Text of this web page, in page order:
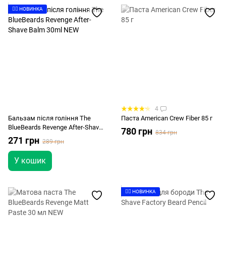
👉🏻 НОВИНКА
Бальзам після гоління The
BlueBeards Revenge After-Shave
Balm 30ml NEW
271 грн 289 грн
У кошик
4
Паста American Crew Fiber 85 г
780 грн 834 грн
👉🏻 НОВИНКА